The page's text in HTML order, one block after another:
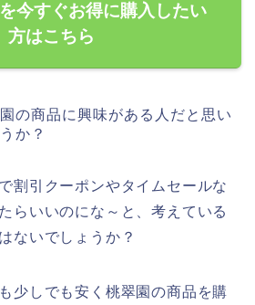
今すぐお得に購入したい
方はこちら
の商品に興味がある人だと思い
か？
割引クーポンやタイムセールな
らいいのにな～と、考えている
ないでしょうか？
少しでも安く桃翠園の商品を購